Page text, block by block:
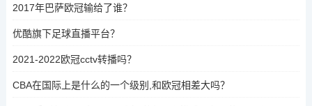
2017年巴萨欧冠输给了谁？
优酷旗下足球直播平台？
2021-2022欧冠cctv转播吗？
CBA在国际上是什么的一个级别,和欧冠相差大吗？